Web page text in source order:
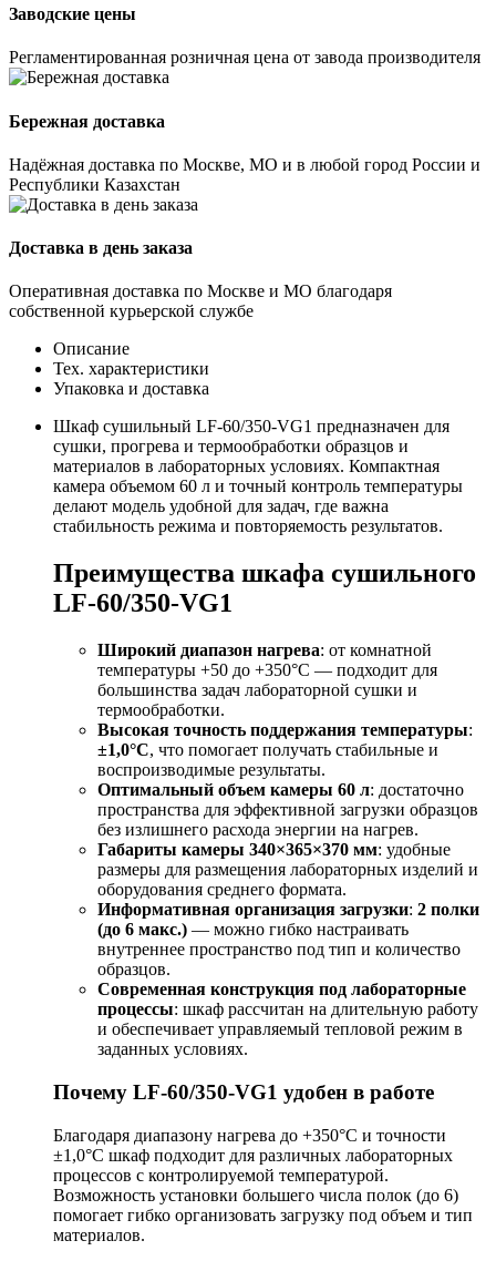
Заводские цены
Регламентированная розничная цена от завода производителя
Бережная доставка
Надёжная доставка по Москве, МО и в любой город России и
Республики Казахстан
Доставка в день заказа
Оперативная доставка по Москве и МО благодаря
собственной курьерской службе
Описание
Тех. характеристики
Упаковка и доставка
Шкаф сушильный LF-60/350-VG1 предназначен для
сушки, прогрева и термообработки образцов и
материалов в лабораторных условиях. Компактная
камера объемом 60 л и точный контроль температуры
делают модель удобной для задач, где важна
стабильность режима и повторяемость результатов.
Преимущества шкафа сушильного
LF-60/350-VG1
Широкий диапазон нагрева: от комнатной
температуры +50 до +350°С — подходит для
большинства задач лабораторной сушки и
термообработки.
Высокая точность поддержания температуры:
±1,0°С, что помогает получать стабильные и
воспроизводимые результаты.
Оптимальный объем камеры 60 л: достаточно
пространства для эффективной загрузки образцов
без излишнего расхода энергии на нагрев.
Габариты камеры 340×365×370 мм: удобные
размеры для размещения лабораторных изделий и
оборудования среднего формата.
Информативная организация загрузки: 2 полки
(до 6 макс.) — можно гибко настраивать
внутреннее пространство под тип и количество
образцов.
Современная конструкция под лабораторные
процессы: шкаф рассчитан на длительную работу
и обеспечивает управляемый тепловой режим в
заданных условиях.
Почему LF-60/350-VG1 удобен в работе
Благодаря диапазону нагрева до +350°С и точности
±1,0°С шкаф подходит для различных лабораторных
процессов с контролируемой температурой.
Возможность установки большего числа полок (до 6)
помогает гибко организовать загрузку под объем и тип
материалов.